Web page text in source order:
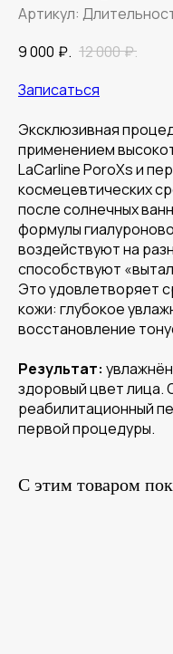
Артикул:
9 000 ₽. 12 000₽.
Записаться
Эксклюзивная
применением
LaCarline PoroXs и
космецевтических
после солнечных
формулы
воздействуют на
способствуют
Это удовлетворяет
кожи: глубокое
восстановление
Результат:
здоровый цвет лица.
реабилитационный
первой процедуры.
С этим товаром